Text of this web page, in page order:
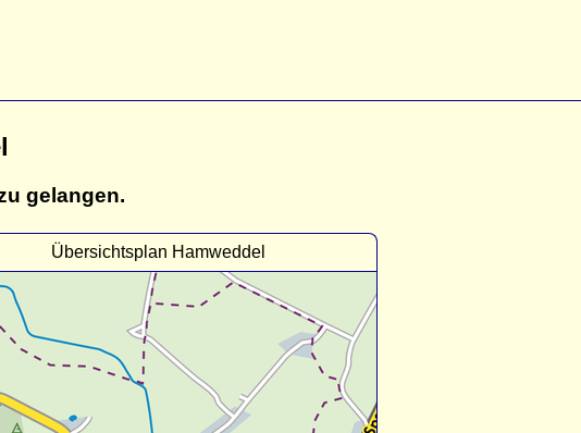
gelangen.
Übersichtsplan Hamweddel